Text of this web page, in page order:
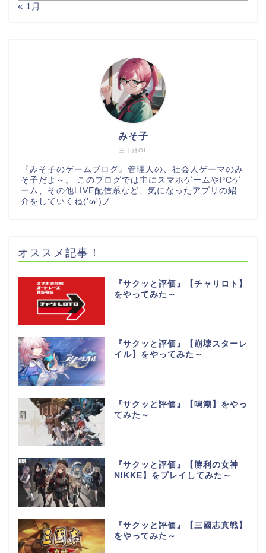
« 1月
三十路OL
みそ子
『みそ子のゲームブログ』管理人の、社会人ゲーマのみ
そ子だよ～。 このブログでは主にスマホゲームやPCゲ
ーム、その他LIVE配信系など、気になったアプリの紹
介をしていくね('ω')ノ
オススメ記事！
『サクッと評価』【チャリロト】
をやってみた～
『サクッと評価』【崩壊スターレ
イル】をやってみた～
『サクッと評価』【鳴潮】をやっ
てみた～
『サクッと評価』【勝利の女神
NIKKE】をプレイしてみた～
『サクッと評価』【三國志真戦】
をやってみた～